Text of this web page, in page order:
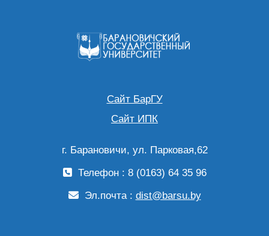
Сайт БарГУ
Сайт ИПК
г. Барановичи, ул. Парковая,62
Телефон : 8 (0163) 64 35 96
Эл.почта : dist@barsu.by